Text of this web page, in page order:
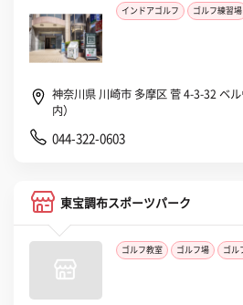
インドアゴルフ ゴルフ練習場
神奈川県 川崎市 多摩区 菅 4-3-32 ベ
内）
044-322-0603
東宝調布スポーツパーク
ゴルフ教室 ゴルフ場 ゴル